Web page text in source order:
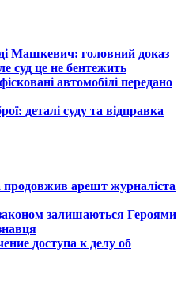
Машкевич: головний доказ
суд це не бентежить
автомобілі передано
деталі суду та відправка
продовжив арешт журналіста
залишаються Героями
доступа к делу об